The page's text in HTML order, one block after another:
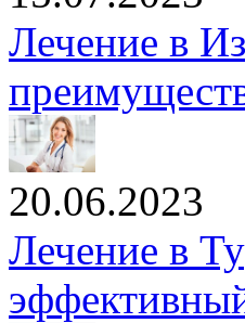
Лечение в
20.06.2023
Лечение в